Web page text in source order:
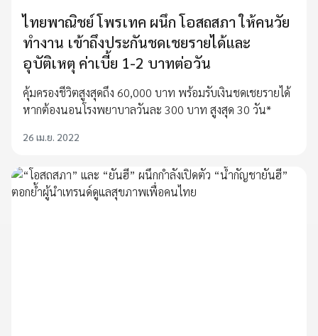
ไทยพาณิชย์ โพรเทค ผนึก โอสถสภา ให้คนวัย
ทำงาน เข้าถึงประกันชดเชยรายได้และ
อุบัติเหตุ ค่าเบี้ย 1-2 บาทต่อวัน
คุ้มครองชีวิตสูงสุดถึง 60,000 บาท พร้อมรับเงินชดเชยรายได้
หากต้องนอนโรงพยาบาลวันละ 300 บาท สูงสุด 30 วัน*
26 เม.ย. 2022